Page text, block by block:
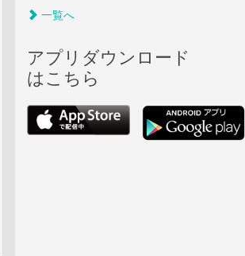
一覧へ
アプリダウンロード
はこちら